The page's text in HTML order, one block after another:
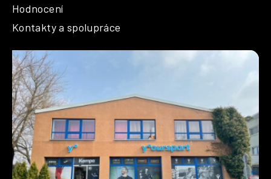
Hodnocení
Kontakty a spolupráce